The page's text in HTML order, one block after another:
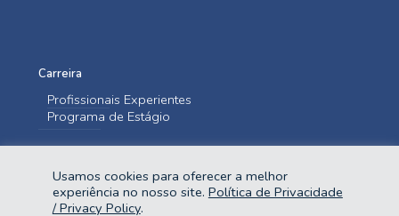
Carreira
Profissionais Experientes
Programa de Estágio
Fale Conosco
Usamos cookies para oferecer a melhor
experiência no nosso site. Política de Privacidade
/ Privacy Policy.